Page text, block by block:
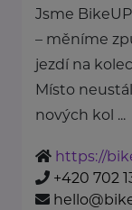
Jsme BikeUP
– měníme
jezdí na
Místo
nových kol ...
https://
+420 702